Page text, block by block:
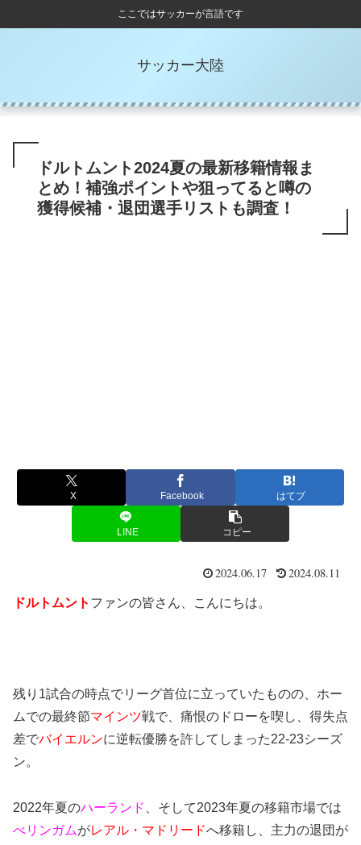
ここではサッカーが言語です
サッカー大陸
ドルトムント2024夏の最新移籍情報ま
とめ！補強ポイントや狙ってると噂の
獲得候補・退団選手リストも調査！
X Facebook はてブ
LINE コピー
2024.06.17 2024.08.11
ドルトムント ファンの皆さん、こんにちは。
残り1試合の時点でリーグ首位に立っていたものの、ホー
ムでの最終節マインツ戦で、痛恨のドローを喫し、得失点
差でバイエルンに逆転優勝を許してしまった22-23シーズ
ン。
2022年夏のハーランド
、そして2023年夏の移籍市場では
べリンガムがレアル・マドリードへ移籍し、主力の退団が